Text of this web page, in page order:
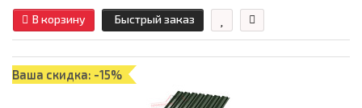
В корзину Быстрый заказ
Ваша скидка: -15%